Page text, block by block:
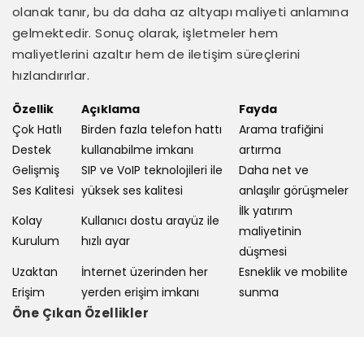
olanak tanır, bu da daha az altyapı maliyeti anlamına
gelmektedir. Sonuç olarak, işletmeler hem
maliyetlerini azaltır hem de iletişim süreçlerini
hızlandırırlar.
Özellik Açıklama
Fayda
Çok Hatlı
Destek
Birden fazla telefon hattı
kullanabilme imkanı
Arama trafiğini
artırma
Gelişmiş
Ses Kalitesi
SIP ve VoIP teknolojileri ile
yüksek ses kalitesi
Daha net ve
anlaşılır görüşmeler
Kolay
Kurulum
Kullanıcı dostu arayüz ile
hızlı ayar
İlk yatırım
maliyetinin
düşmesi
Uzaktan
Erişim
İnternet üzerinden her
yerden erişim imkanı
Esneklik ve mobilite
sunma
Öne Çıkan Özellikler